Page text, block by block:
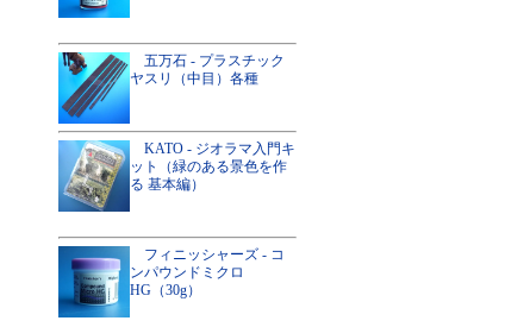
五万石 - プラスチック
ヤスリ（中目）各種
KATO - ジオラマ入門キ
ット（緑のある景色を作
る 基本編）
フィニッシャーズ - コ
ンパウンドミクロ
HG（30g）